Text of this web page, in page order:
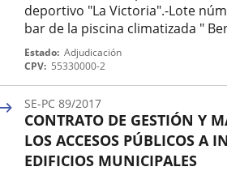
deportivo "La Victoria".-Lote
bar de la piscina climatizada "
Nº
expediente
Estado Adjudicación
CPV 55330000-2
CONTRATO DE GESTIÓN Y
LOS ACCESOS PÚBLICOS A
EDIFICIOS MUNICIPALES
SE-PC 89/2017